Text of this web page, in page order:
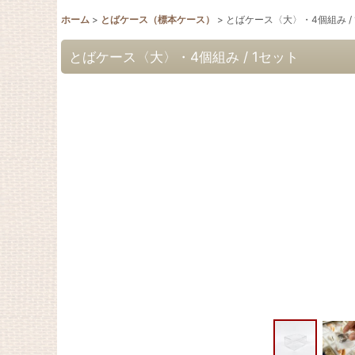
ホーム > とばケース（標本ケース） > とばケース〈大〉・4個組み /
とばケース〈大〉・4個組み / 1セット